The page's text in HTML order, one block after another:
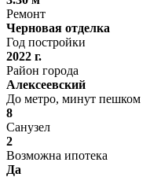
Ремонт
Черновая отделка
Год постройки
2022 г.
Район города
Алексеевский
До метро, минут пешком
8
Санузел
2
Возможна ипотека
Да